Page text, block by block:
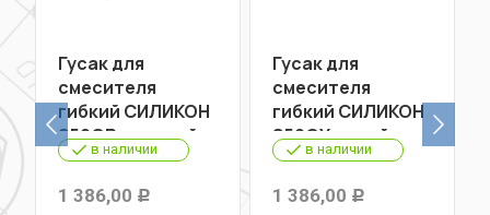
Гусак для
смесителя
гибкий СИЛИКОН
S50GR зеленый
в наличии
1 386,00 Р
Гусак для
смесителя
гибкий СИЛИКОН
S50GY серый
в наличии
1 386,00 Р